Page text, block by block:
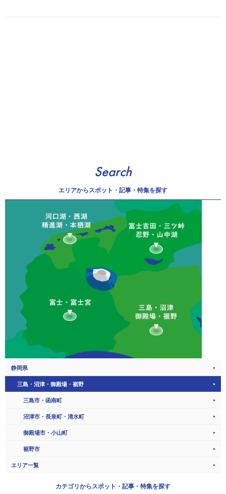
Search
エリアから スポット・記事・特集を探す
静岡県
三島・沼津・御殿場・裾野
三島市・函南町
沼津市・長泉町・清水町
御殿場市・小山町
裾野市
エリア一覧
カテゴリからスポット・記事・特集を探す